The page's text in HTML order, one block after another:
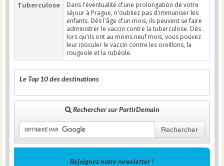
Tuberculose
Dans l'éventualité d'une prolongation de votre
séjour à Prague, n'oubliez pas d'immuniser les
enfants. Dès l'âge d'un mois, ils peuvent se faire
administrer le vaccin contre la tuberculose. Dès
lors qu'ils ont au moins neuf mois, vous pouvez
leur inoculer le vaccin contre les oreillons, la
rougeole et la rubéole.
Le Top 10 des destinations
Rechercher sur PartirDemain
Rechercher
Rejoignez notre newsletter !